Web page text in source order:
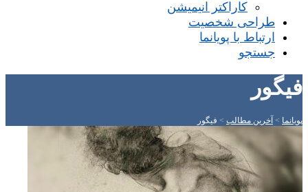
کاراکتر انیمیشن
طراحی شخصیت
ارتباط با پویانما
جستجو
فیگور
پویانما > آخرین مطالب > فیگور